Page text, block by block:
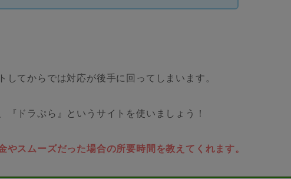
してからでは対応が後手に回ってしまいます。
『ドラぷら』というサイトを使いましょう！
やスムーズだった場合の所要時間を教えてくれます。